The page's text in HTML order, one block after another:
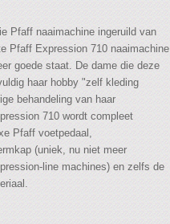
Pfaff naaimachine ingeruild van
Pfaff Expression 710 naaimachine
goede staat. De dame die deze
haar hobby "zelf kleding
behandeling van haar
710 wordt compleet
Pfaff voetpedaal,
(uniek, nu niet meer
line machines) en zelfs de